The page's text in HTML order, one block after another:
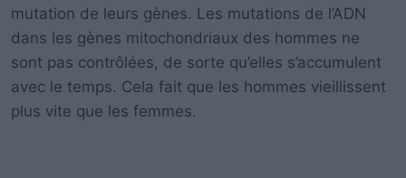
mutation de leurs gènes. Les mutations de l’ADN
dans les gènes mitochondriaux des hommes ne
sont pas contrôlées, de sorte qu’elles s’accumulent
avec le temps. Cela fait que les hommes vieillissent
plus vite que les femmes.